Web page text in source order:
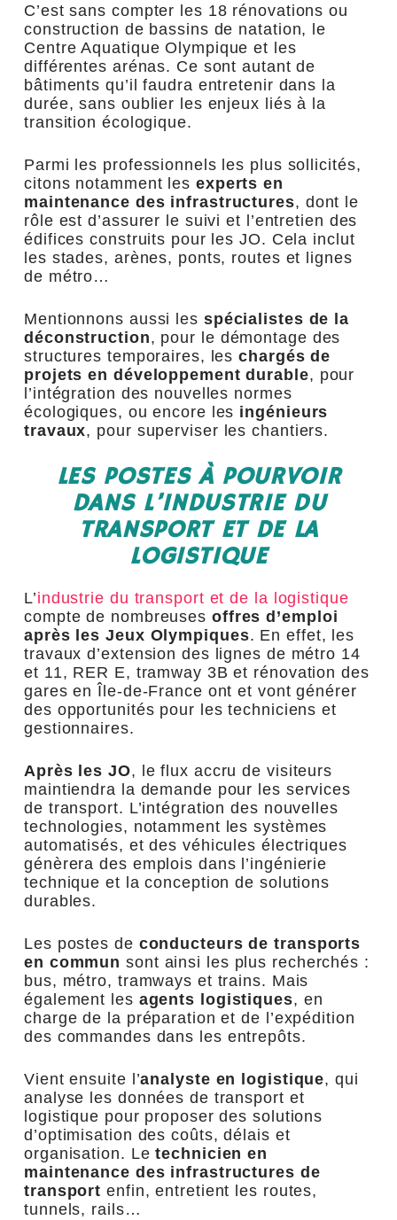
C’est sans compter les 18 rénovations ou
construction de bassins de natation, le
Centre Aquatique Olympique et les
différentes arénas. Ce sont autant de
bâtiments qu’il faudra entretenir dans la
durée, sans oublier les enjeux liés à la
transition écologique.
Parmi les professionnels les plus sollicités,
citons notamment les experts en
maintenance des infrastructures, dont le
rôle est d’assurer le suivi et l’entretien des
édifices construits pour les JO. Cela inclut
les stades, arènes, ponts, routes et lignes
de métro…
Mentionnons aussi les spécialistes de la
déconstruction, pour le démontage des
structures temporaires, leschargés de
projets en développement durable, pour
l’intégration des nouvelles normes
écologiques, ou encore les ingénieurs
travaux, pour superviser les chantiers.
LES POSTES À POURVOIR
DANS L’INDUSTRIE DU
TRANSPORT ET DE LA
LOGISTIQUE
L’industrie du transport et de la logistique
compte de nombreuses offres d’emploi
après les Jeux Olympiques. En effet, les
travaux d’extension des lignes de métro 14
et 11, RER E, tramway 3B et rénovation des
gares en Île-de-France ont et vont générer
des opportunités pour les techniciens et
gestionnaires.
Après les JO, le flux accru de visiteurs
maintiendra la demande pour les services
de transport. L’intégration des nouvelles
technologies, notamment les systèmes
automatisés, et des véhicules électriques
génèrera des emplois dans l’ingénierie
technique et la conception de solutions
durables.
Les postes de conducteurs de transports
en commun sont ainsi les plus recherchés :
bus, métro, tramways et trains. Mais
également les agents logistiques, en
charge de la préparation et de l’expédition
des commandes dans les entrepôts.
Vient ensuite l’analyste en logistique, qui
analyse les données de transport et
logistique pour proposer des solutions
d’optimisation des coûts, délais et
organisation. Letechnicien en
maintenance des infrastructures de
transport enfin, entretient les routes,
tunnels, rails…